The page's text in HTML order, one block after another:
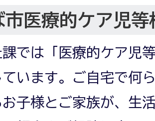
市医療的ケア児等
課では「医療的ケア児
います。ご自宅で何
お子様とご家族が、生